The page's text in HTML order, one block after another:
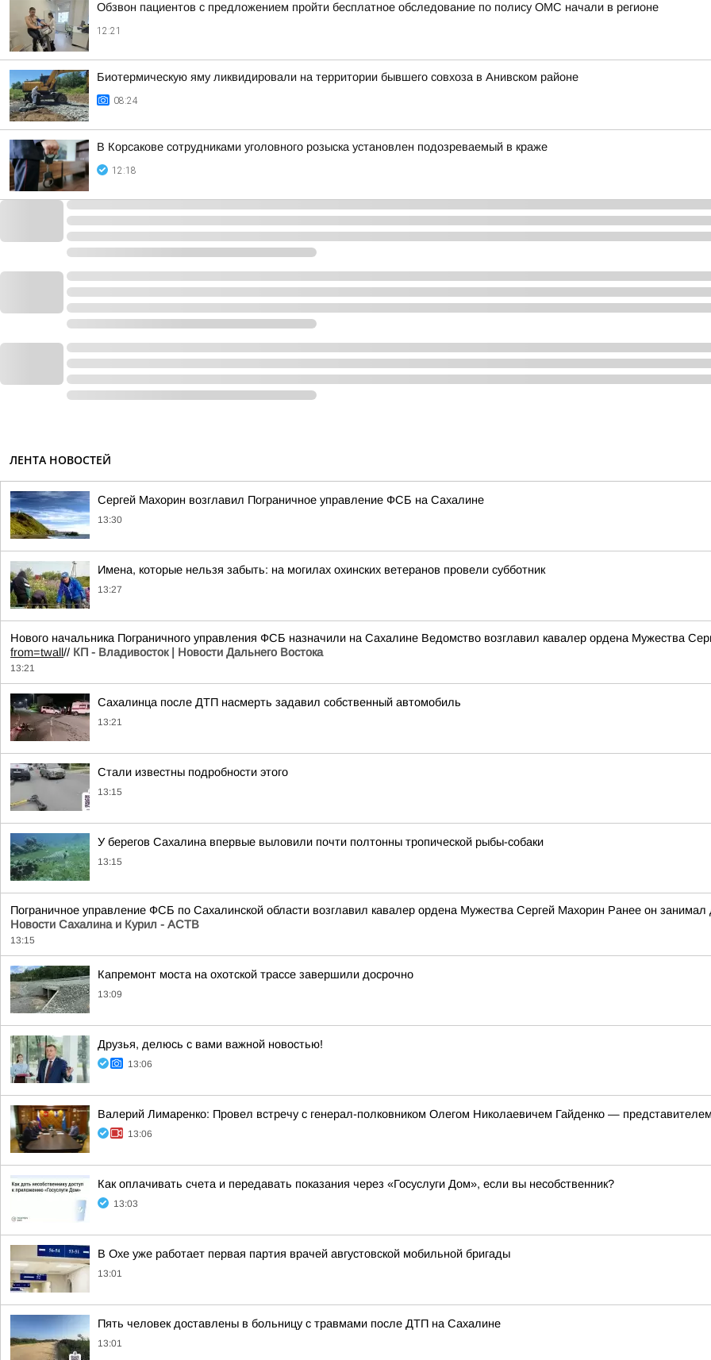
Обзвон пациентов с предложением пройти бесплатное обследование по полису ОМС начали в регионе
12:21
Биотермическую яму ликвидировали на территории бывшего совхоза в Анивском районе
08:24
В Корсакове сотрудниками уголовного розыска установлен подозреваемый в краже
12:18
ЛЕНТА НОВОСТЕЙ
Сергей Махорин возглавил Пограничное управление ФСБ на Сахалине
13:30
Имена, которые нельзя забыть: на могилах охинских ветеранов провели субботник
13:27
Нового начальника Пограничного управления ФСБ назначили на Сахалине Ведомство возглавил кавалер ордена Мужества
from=twall// КП - Владивосток | Новости Дальнего Востока
13:21
Сахалинца после ДТП насмерть задавил собственный автомобиль
13:21
Стали известны подробности этого
13:15
У берегов Сахалина впервые выловили почти полтонны тропической рыбы-собаки
13:15
Пограничное управление ФСБ по Сахалинской области возглавил кавалер ордена Мужества Сергей Махорин Ранее он
Новости Сахалина и Курил - АСТВ
13:15
Капремонт моста на охотской трассе завершили досрочно
13:09
Друзья, делюсь с вами важной новостью!
13:06
Валерий Лимаренко: Провел встречу с генерал-полковником Олегом Николаевичем Гайденко —
13:06
Как оплачивать счета и передавать показания через «Госуслуги Дом», если вы несобственник?
13:03
В Охе уже работает первая партия врачей августовской мобильной бригады
13:01
Пять человек доставлены в больницу с травмами после ДТП на Сахалине
13:01